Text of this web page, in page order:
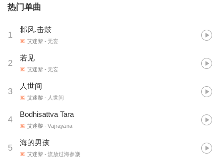
力于将这些思想通过音乐与歌词传递给每一位听众。无论是传统的
现的情感波动，艾迷黎的作品始终充满哲理的思考，试图通过音乐
唤起听众的内心共鸣和对生命的深刻理解。 作为一位跨界创作的音
乐人，其作品不仅突破了音乐的传统框架，更赋予音乐深刻的文化
内涵和情感维度。每一首歌、每一段独白，都带着独特的思想力
量，像是一场心灵的旅行，邀请听众与她一起，走向内心的觉醒与
热门单曲
1
邶风.击鼓
艾迷黎 - 无妄
2
若见
艾迷黎 - 无妄
3
人世间
艾迷黎 - 人世间
4
Bodhisattva Tara
艾迷黎 - Vajrayāna
5
海的男孩
艾迷黎 - 流放过海参崴